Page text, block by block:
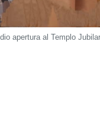
apertura al Templo